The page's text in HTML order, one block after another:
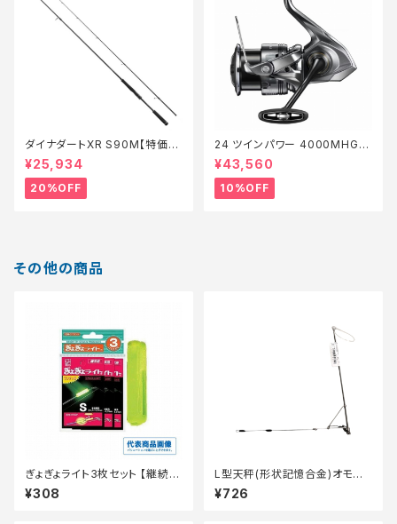
ダイナダートXR S90M【特価ロ
ッド】【20】
¥25,934
20%OFF
24 ツインパワー 4000MHG
【継続セール_リール】【10】
¥43,560
10%OFF
その他の商品
ぎょぎょライト3枚セット 【継続セ
ール_装備】
¥308
L型天秤(形状記憶合金)オモリ
無し
¥726